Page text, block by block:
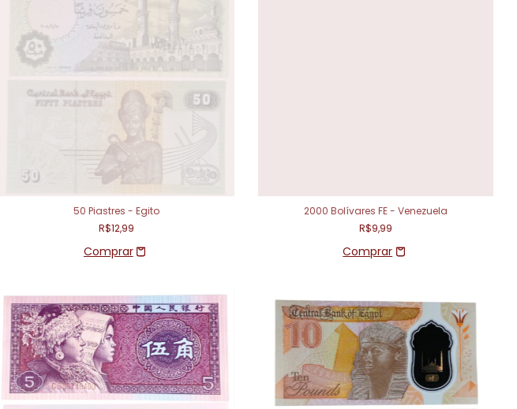
50 Piastres - Egito
R$12,99
2000 Bolívares FE - Venezuela
R$9,99